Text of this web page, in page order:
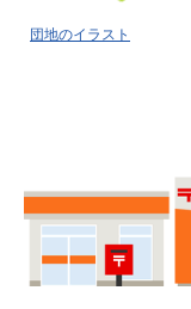
団地のイラスト